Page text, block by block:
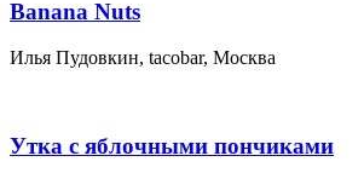
Banana Nuts
Илья Пудовкин, tacobar, Москва
Утка с яблочными пончиками